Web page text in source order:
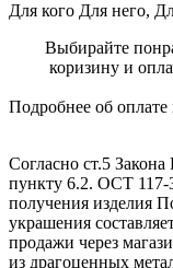
Для кого Для него,
Выбирайте
коризину и
Подробнее об оплате
Согласно ст.5
пункту 6.2. ОСТ 117-
получения изделия
украшения
продажи через
из драгоценных